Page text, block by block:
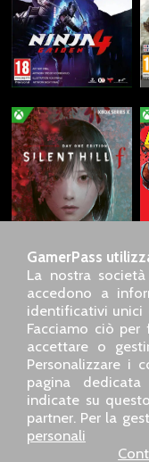
GamerPass
La nostra
accedono a
identificativi unici
Facciamo ciò per
accettare o
Personalizzare i
pagina
indicate su
partner. Per la
personali
SARL GDN
Il nostro indirizzo :
Il nostro
Home -Area
Dati personali
-